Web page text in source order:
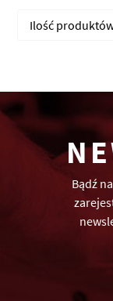
Ilość
Bądź